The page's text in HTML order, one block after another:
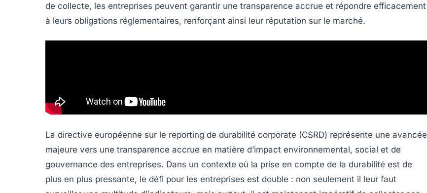
de collecte, les entreprises peuvent garantir une transparence accrue et répondre efficacement
à leurs obligations réglementaires, renforçant ainsi leur réputation sur le marché.
La directive européenne sur le reporting de durabilité corporate (CSRD) représente une avancée
majeure vers une transparence accrue en matière d’impact environnemental, social et de
gouvernance des entreprises. Dans un contexte où la prise en compte de la durabilité est de
plus en plus pressante, le défi pour les entreprises est double : non seulement il leur faut